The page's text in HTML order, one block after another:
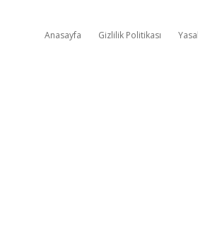
Anasayfa Gizlilik Politikası